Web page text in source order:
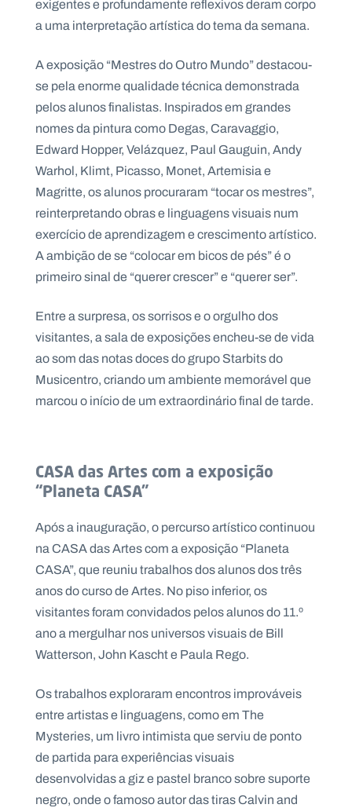
exigentes e profundamente reflexivos deram corpo
a uma interpretação artística do tema da semana.
A exposição “Mestres do Outro Mundo” destacou-
se pela enorme qualidade técnica demonstrada
pelos alunos finalistas. Inspirados em grandes
nomes da pintura como Degas, Caravaggio,
Edward Hopper, Velázquez, Paul Gauguin, Andy
Warhol, Klimt, Picasso, Monet, Artemisia e
Magritte, os alunos procuraram “tocar os mestres”,
reinterpretando obras e linguagens visuais num
exercício de aprendizagem e crescimento artístico.
A ambição de se “colocar em bicos de pés” é o
primeiro sinal de “querer crescer” e “querer ser”.
Entre a surpresa, os sorrisos e o orgulho dos
visitantes, a sala de exposições encheu-se de vida
ao som das notas doces do grupo Starbits do
Musicentro, criando um ambiente memorável que
marcou o início de um extraordinário final de tarde.
CASA das Artes com a exposição
“Planeta CASA”
Após a inauguração, o percurso artístico continuou
na CASA das Artes com a exposição “Planeta
CASA”, que reuniu trabalhos dos alunos dos três
anos do curso de Artes. No piso inferior, os
visitantes foram convidados pelos alunos do 11.º
ano a mergulhar nos universos visuais de Bill
Watterson, John Kascht e Paula Rego.
Os trabalhos exploraram encontros improváveis
entre artistas e linguagens, como em The
Mysteries, um livro intimista que serviu de ponto
de partida para experiências visuais
desenvolvidas a giz e pastel branco sobre suporte
negro, onde o famoso autor das tiras Calvin and